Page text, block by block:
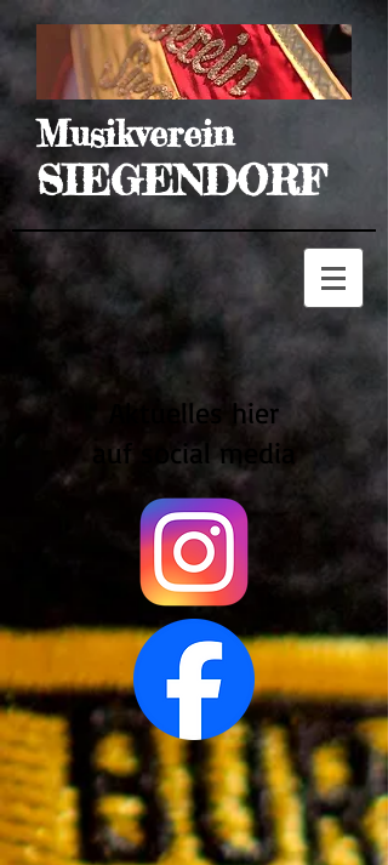
Musikverein
SIEGENDORF
Aktuelles hier
auf social media